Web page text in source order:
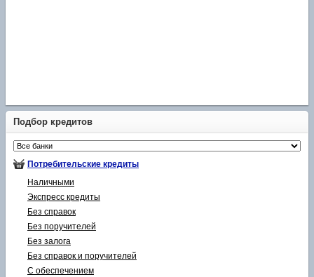
Подбор кредитов
Потребительские кредиты
Наличными
Экспресс кредиты
Без справок
Без поручителей
Без залога
Без справок и поручителей
С обеспечением